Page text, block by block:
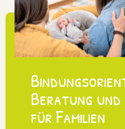
Beratung und
für Familien